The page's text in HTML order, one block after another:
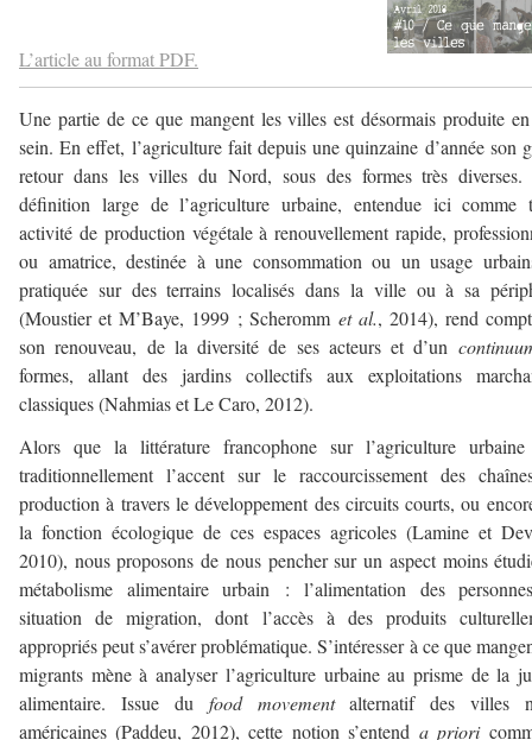
L’article au format PDF.
Une partie de ce que mangent les villes est désormais produite
sein. En effet, l’agriculture fait depuis une quinzaine d’année son
retour dans les villes du Nord, sous des formes très diverses.
définition large de l’agriculture urbaine, entendue ici comme
activité de production végétale à renouvellement rapide,
ou amatrice, destinée à une consommation ou un usage
pratiquée sur des terrains localisés dans la ville ou à sa
(Moustier et M’Baye, 1999 ; Scheromm et al., 2014), rend
son renouveau, de la diversité de ses acteurs et d’un
formes, allant des jardins collectifs aux exploitations
classiques (Nahmias et Le Caro, 2012).
Alors que la littérature francophone sur l’agriculture
traditionnellement l’accent sur le raccourcissement des
production à travers le développement des circuits courts, ou
la fonction écologique de ces espaces agricoles (Lamine et
2010), nous proposons de nous pencher sur un aspect moins
métabolisme alimentaire urbain : l’alimentation des
situation de migration, dont l’accès à des produits
appropriés peut s’avérer problématique. S’intéresser à ce que
migrants mène à analyser l’agriculture urbaine au prisme de la
alimentaire. Issue du food movementalternatif des villes
américaines (Paddeu, 2012), cette notion s’entend a priori